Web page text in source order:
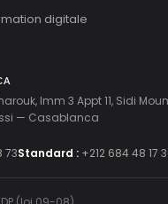
digitale
Imm 3 Appt 11, Sidi
— Casablanca
73Standard : +212 684 48 17